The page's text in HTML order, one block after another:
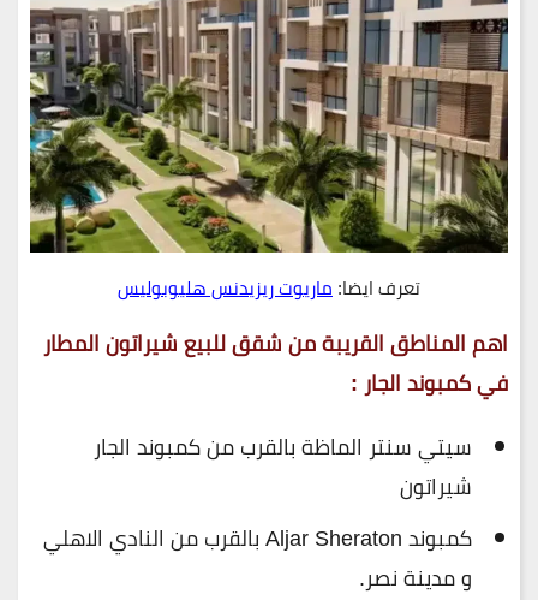
تعرف ايضا:ماريوت ريزيدنس هليوبوليس
اهم المناطق القريبة من شقق للبيع شيراتون المطار
في كمبوند الجار :
سيتي سنتر الماظة بالقرب من كمبوند الجار
شيراتون
كمبوند Aljar Sheraton بالقرب من النادي الاهلي
و مدينة نصر.